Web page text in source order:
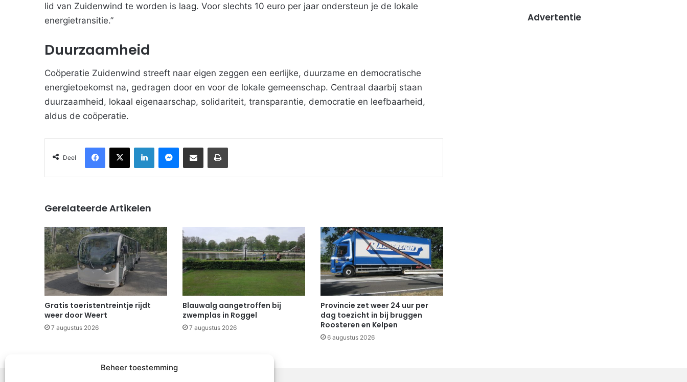
Beheer toestemming
lid van Zuidenwind te worden is laag. Voor slechts 10 euro per jaar ondersteun je de lokale
energietransitie.”
Duurzaamheid
Coöperatie Zuidenwind streeft naar eigen zeggen een eerlijke, duurzame en democratische
energietoekomst na, gedragen door en voor de lokale gemeenschap. Centraal daarbij staan
duurzaamheid, lokaal eigenaarschap, solidariteit, transparantie, democratie en leefbaarheid,
aldus de coöperatie.
Deel
Facebook
X LinkedInMessenger
Deel via Email Print
Gerelateerde Artikelen
Gratis toeristentreintje rijdt
weer door Weert
7 augustus 2026
Blauwalg aangetroffen bij
zwemplas in Roggel
7 augustus 2026
Provincie zet weer 24 uur per
dag toezicht in bij bruggen
Roosteren en Kelpen
6 augustus 2026
Advertentie